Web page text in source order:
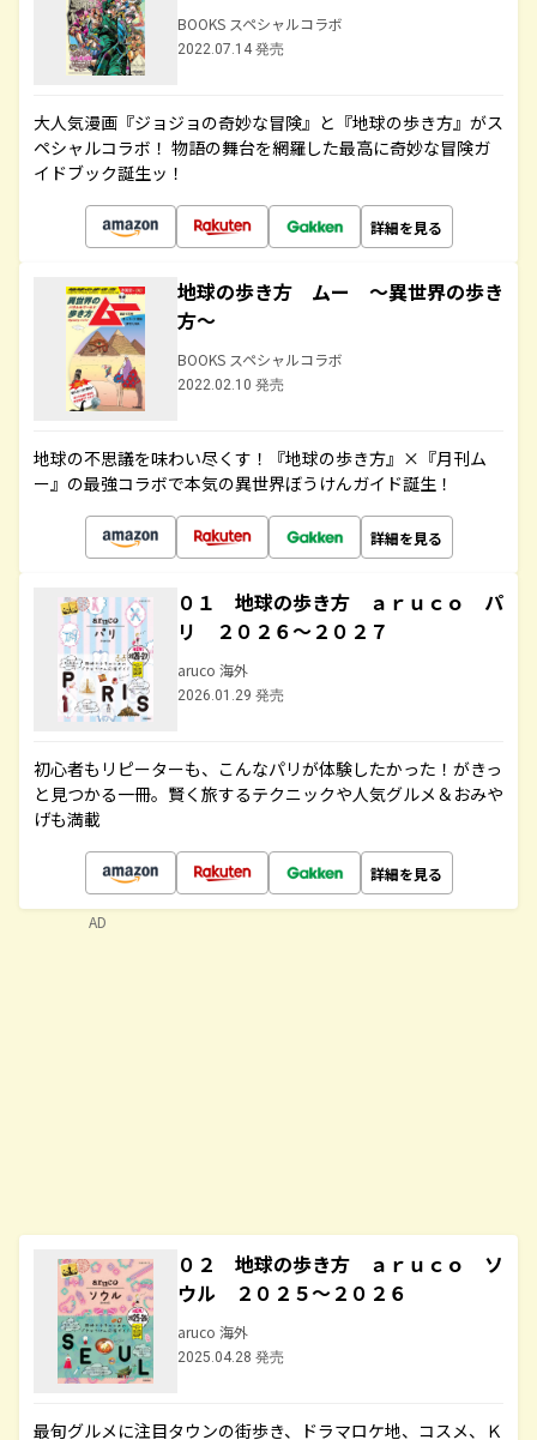
BOOKS スペシャルコラボ
2022.07.14 発売
大人気漫画『ジョジョの奇妙な冒険』と『地球の歩き方』がス
ペシャルコラボ！ 物語の舞台を網羅した最高に奇妙な冒険ガ
イドブック誕生ッ！
詳細を見る
地球の歩き方 ムー ～異世界の歩き
方～
BOOKS スペシャルコラボ
2022.02.10 発売
地球の不思議を味わい尽くす！『地球の歩き方』×『月刊ム
ー』の最強コラボで本気の異世界ぼうけんガイド誕生！
詳細を見る
０１ 地球の歩き方 ａｒｕｃｏ パ
リ ２０２６～２０２７
aruco 海外
2026.01.29 発売
初心者もリピーターも、こんなパリが体験したかった！がきっ
と見つかる一冊。賢く旅するテクニックや人気グルメ＆おみや
げも満載
詳細を見る
０２ 地球の歩き方 ａｒｕｃｏ ソ
ウル ２０２５～２０２６
aruco 海外
2025.04.28 発売
最旬グルメに注目タウンの街歩き、ドラマロケ地、コスメ、Ｋ
AD